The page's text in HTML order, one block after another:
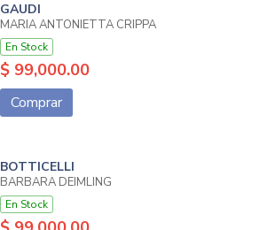
GAUDI
MARIA ANTONIETTA CRIPPA
En Stock
$ 99,000.00
Comprar
BOTTICELLI
BARBARA DEIMLING
En Stock